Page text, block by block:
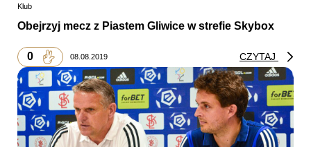
Klub
Obejrzyj mecz z Piastem Gliwice w strefie Skybox
0 08.08.2019 CZYTAJ